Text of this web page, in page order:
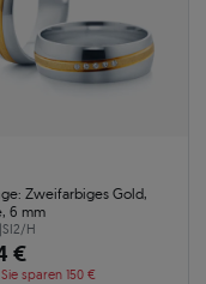
Zweifarbiges Gold,
6 mm
SI2/H
€
Sie sparen 150 €